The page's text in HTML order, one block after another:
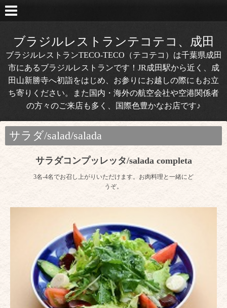
ブラジルレストランテコテコ、成田
ブラジルレストランTECO-TECO（テコテコ）は千葉県成田
市にあるブラジルレストランです！JR成田駅から近く、成
田山新勝寺へ初詣をはじめ、お参りにお越しの際にもお立
ち寄りください。また国内・海外の航空会社や空港関係者
の方々のご来店も多く、国際色豊かなお店です♪
サラダ/salad/salada
サラダコンプッレッタ/salada completa
3名-4名でお召し上がりいただけます。お肉料理と一緒にど
うぞ。